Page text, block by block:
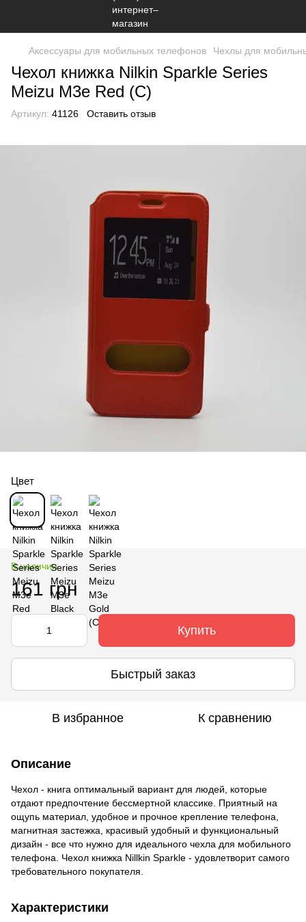
Аксессуары для мобильных телефонов Чехлы для
Чехол книжка Nilkin Sparkle Series
Meizu M3e Red (C)
Артикул: 41126 Оставить отзыв
Цвет
В наличии
161 грн
Купить
Быстрый заказ
В избранное К сравнению
Описание
Чехол - книга оптимальный вариант для людей, которые
отдают предпочтение бессмертной классике. Приятный на
ощупь материал, удобное и прочное крепление телефона,
магнитная застежка, красивый удобный и функциональный
дизайн - все что нужно для идеального чехла для мобильного
телефона. Чехол книжка Nillkin Sparkle - удовлетворит самого
требовательного покупателя.
Характеристики